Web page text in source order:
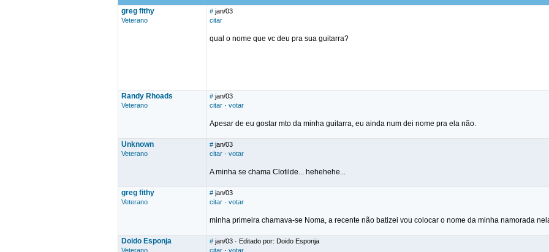
greg fithy
Veterano
# jan/03
citar
qual o nome que vc deu pra sua guitarra?
Randy Rhoads
Veterano
# jan/03
citar · votar
Apesar de eu gostar mto da minha guitarra, eu ainda num dei nome pra ela não.
Unknown
Veterano
# jan/03
citar · votar
A minha se chama Clotilde... hehehehe...
greg fithy
Veterano
# jan/03
citar · votar
minha primeira chamava-se Noma, a recente não batizei vou colocar o nome da minha namorada
Doido Esponja
Veterano
# jan/03 · Editado por: Doido Esponja
citar · votar